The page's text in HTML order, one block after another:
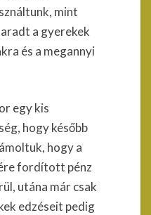
mint
a gyerekek
és a megannyi
egy kis
hogy később
hogy a
fordított pénz
utána már csak
edzéseit pedig